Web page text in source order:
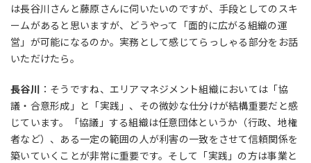
は長谷川さんと藤原さんに伺いたいのですが、手段としてのスキ
ームがあると思いますが、どうやって「面的に広がる組織の運
営」が可能になるのか。実務として感じてらっしゃる部分をお話
いただけたら。
長谷川 ：そうですね、エリアマネジメント組織においては「協
議・合意形成」と「実践」、その微妙な仕分けが結構重要だと感
じています。「協議」する組織は任意団体というか（行政、地権
者など）、ある一定の範囲の人が利害の一致をさせて信頼関係を
築いていくことが非常に重要です。そして「実践」の方は事業と